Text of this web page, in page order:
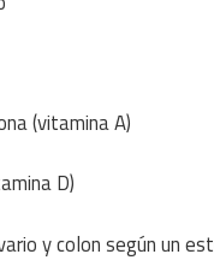
(vitamina A)
D)
y colon según un